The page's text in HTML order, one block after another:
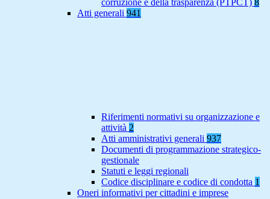
corruzione e della trasparenza (PTPCT) 8
Atti generali 941
Riferimenti normativi su organizzazione e
attività 2
Atti amministrativi generali 937
Documenti di programmazione strategico-
gestionale
Statuti e leggi regionali
Codice disciplinare e codice di condotta 1
Oneri informativi per cittadini e imprese